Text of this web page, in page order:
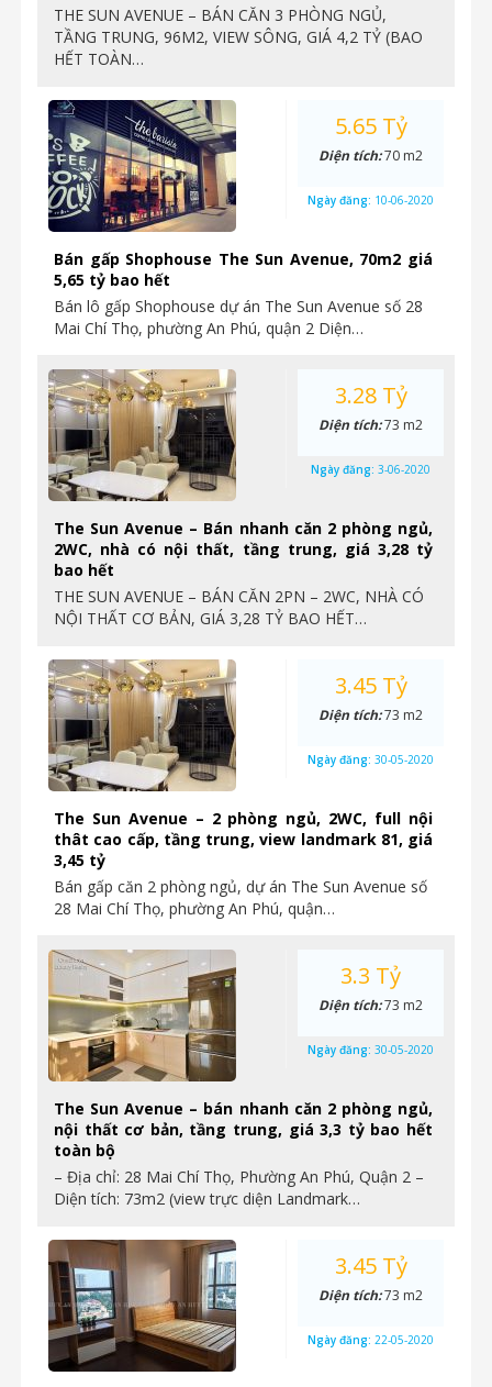
THE SUN AVENUE – BÁN CĂN 3 PHÒNG NGỦ,
TẦNG TRUNG, 96M2, VIEW SÔNG, GIÁ 4,2 TỶ (BAO
HẾT TOÀN…
Bán gấp Shophouse The Sun Avenue, 70m2 giá
5,65 tỷ bao hết
Bán lô gấp Shophouse dự án The Sun Avenue số 28
Mai Chí Thọ, phường An Phú, quận 2 Diện…
5.65 Tỷ
Diện tích:70 m2
Ngày đăng: 10-06-2020
The Sun Avenue – Bán nhanh căn 2 phòng ngủ,
2WC, nhà có nội thất, tầng trung, giá 3,28 tỷ
bao hết
THE SUN AVENUE – BÁN CĂN 2PN – 2WC, NHÀ CÓ
NỘI THẤT CƠ BẢN, GIÁ 3,28 TỶ BAO HẾT…
3.28 Tỷ
Diện tích:73 m2
Ngày đăng: 3-06-2020
The Sun Avenue – 2 phòng ngủ, 2WC, full nội
thât cao cấp, tầng trung, view landmark 81, giá
3,45 tỷ
Bán gấp căn 2 phòng ngủ, dự án The Sun Avenue số
28 Mai Chí Thọ, phường An Phú, quận…
3.45 Tỷ
Diện tích:73 m2
Ngày đăng: 30-05-2020
The Sun Avenue – bán nhanh căn 2 phòng ngủ,
nội thất cơ bản, tầng trung, giá 3,3 tỷ bao hết
toàn bộ
– Địa chỉ: 28 Mai Chí Thọ, Phường An Phú, Quận 2 –
Diện tích: 73m2 (view trực diện Landmark…
3.3 Tỷ
Diện tích:73 m2
Ngày đăng: 30-05-2020
3.45 Tỷ
Diện tích:73 m2
Ngày đăng: 22-05-2020